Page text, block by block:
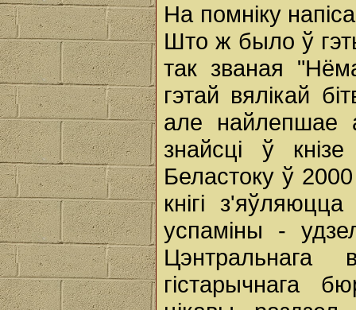
На помніку
Што ж было ў
так званая
гэтай вялікай
але найлепшае
знайсці ў
Беластоку ў
кнігі
успаміны -
Цэнтральнага
гістарычнага